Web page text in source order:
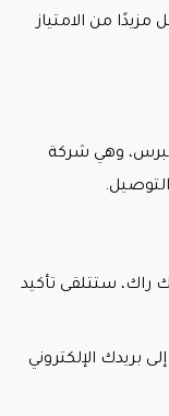
يمثل مزيدًا من الامتياز
وهي شركة
راك، ستتلقى تأكيد
بريدك الإلكتروني